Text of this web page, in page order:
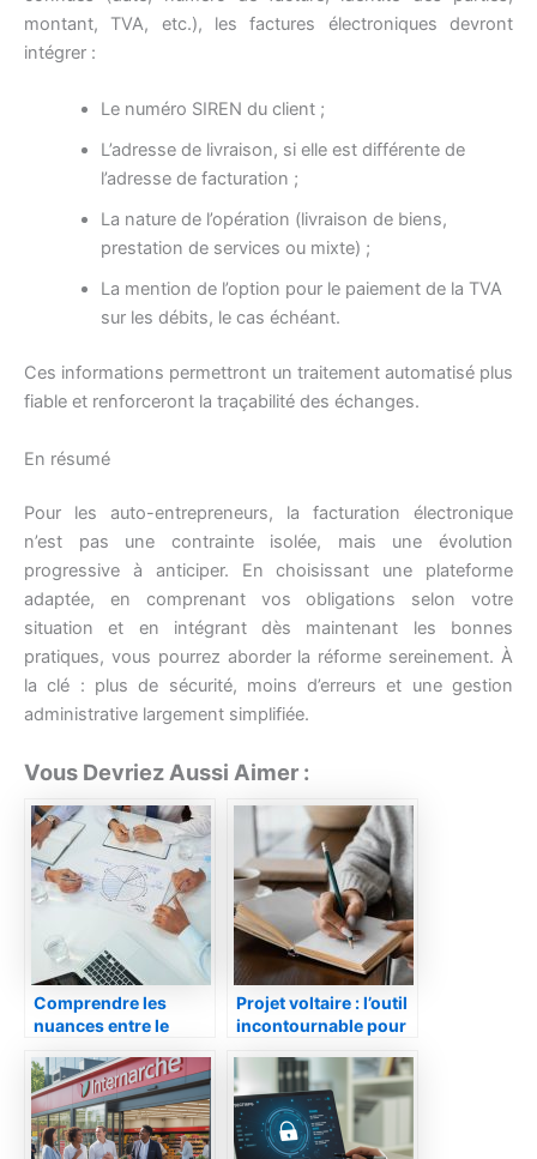
montant, TVA, etc.), les factures électroniques devront
intégrer :
Le numéro SIREN du client ;
L’adresse de livraison, si elle est différente de
l’adresse de facturation ;
La nature de l’opération (livraison de biens,
prestation de services ou mixte) ;
La mention de l’option pour le paiement de la TVA
sur les débits, le cas échéant.
Ces informations permettront un traitement automatisé plus
fiable et renforceront la traçabilité des échanges.
En résumé
Pour les auto-entrepreneurs, la facturation électronique
n’est pas une contrainte isolée, mais une évolution
progressive à anticiper. En choisissant une plateforme
adaptée, en comprenant vos obligations selon votre
situation et en intégrant dès maintenant les bonnes
pratiques, vous pourrez aborder la réforme sereinement. À
la clé : plus de sécurité, moins d’erreurs et une gestion
administrative largement simplifiée.
Vous Devriez Aussi Aimer :
Comprendre les
nuances entre le
business plan
Projet voltaire : l’outil
incontournable pour
orthographe et son
expression écrite